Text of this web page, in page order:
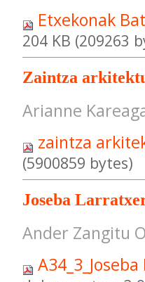
Etxekonak
204 KB (209263
Zaintza
Arianne
zaintza
(5900859 bytes)
Joseba
Ander Zangitu